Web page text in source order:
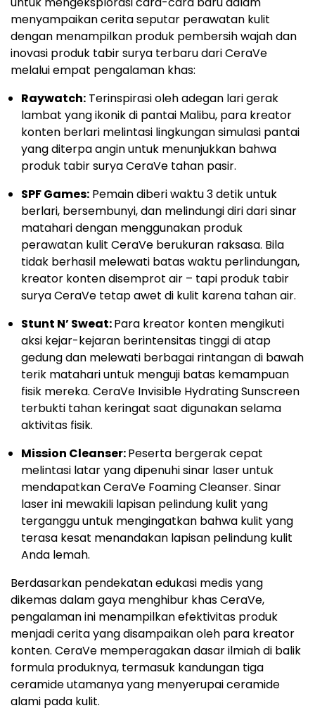
menyampaikan cerita seputar perawatan kulit
dengan menampilkan produk pembersih wajah dan
inovasi produk tabir surya terbaru dari CeraVe
melalui empat pengalaman khas:
Raywatch: Terinspirasi oleh adegan lari gerak
lambat yang ikonik di pantai Malibu, para kreator
konten berlari melintasi lingkungan simulasi pantai
yang diterpa angin untuk menunjukkan bahwa
produk tabir surya CeraVe tahan pasir.
SPF Games: Pemain diberi waktu 3 detik untuk
berlari, bersembunyi, dan melindungi diri dari sinar
matahari dengan menggunakan produk
perawatan kulit CeraVe berukuran raksasa. Bila
tidak berhasil melewati batas waktu perlindungan,
kreator konten disemprot air – tapi produk tabir
surya CeraVe tetap awet di kulit karena tahan air.
Stunt N’ Sweat:Para kreator konten mengikuti
aksi kejar-kejaran berintensitas tinggi di atap
gedung dan melewati berbagai rintangan di bawah
terik matahari untuk menguji batas kemampuan
fisik mereka. CeraVe Invisible Hydrating Sunscreen
terbukti tahan keringat saat digunakan selama
aktivitas fisik.
Mission Cleanser:Peserta bergerak cepat
melintasi latar yang dipenuhi sinar laser untuk
mendapatkan CeraVe Foaming Cleanser. Sinar
laser ini mewakili lapisan pelindung kulit yang
terganggu untuk mengingatkan bahwa kulit yang
terasa kesat menandakan lapisan pelindung kulit
Anda lemah.
Berdasarkan pendekatan edukasi medis yang
dikemas dalam gaya menghibur khas CeraVe,
pengalaman ini menampilkan efektivitas produk
menjadi cerita yang disampaikan oleh para kreator
konten. CeraVe memperagakan dasar ilmiah di balik
formula produknya, termasuk kandungan tiga
ceramide utamanya yang menyerupai ceramide
alami pada kulit.